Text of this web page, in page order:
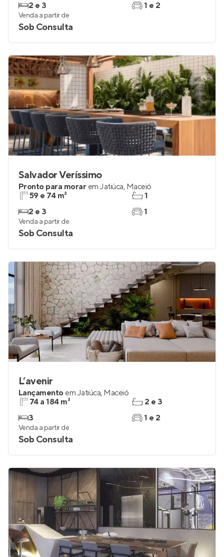
2 e 3
1 e 2
Venda a partir de
Sob Consulta
Salvador Veríssimo
Pronto para morar em Jatiúca, Maceió
59 e 74 m²
2 e 3
1
1
Venda a partir de
Sob Consulta
L’avenir
Lançamento em Jatiúca, Maceió
74 a 184 m²
3
2 e 3
1 e 2
Venda a partir de
Sob Consulta